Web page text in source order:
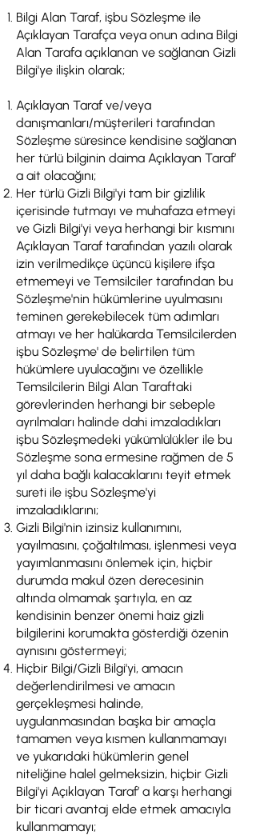
Bilgi Alan Taraf, işbu Sözleşme ile
Açıklayan Tarafça veya onun adına Bilgi
Alan Tarafa açıklanan ve sağlanan Gizli
Bilgi'ye ilişkin olarak;
Açıklayan Taraf ve/veya
danışmanları/müşterileri tarafından
Sözleşme süresince kendisine sağlanan
her türlü bilginin daima Açıklayan Taraf’
a ait olacağını;
Her türlü Gizli Bilgi'yi tam bir gizlilik
içerisinde tutmayı ve muhafaza etmeyi
ve Gizli Bilgi'yi veya herhangi bir kısmını
Açıklayan Taraf tarafından yazılı olarak
izin verilmedikçe üçüncü kişilere ifşa
etmemeyi ve Temsilciler tarafından bu
Sözleşme'nin hükümlerine uyulmasını
teminen gerekebilecek tüm adımları
atmayı ve her halükarda Temsilcilerden
işbu Sözleşme' de belirtilen tüm
hükümlere uyulacağını ve özellikle
Temsilcilerin Bilgi Alan Taraftaki
görevlerinden herhangi bir sebeple
ayrılmaları halinde dahi imzaladıkları
işbu Sözleşmedeki yükümlülükler ile bu
Sözleşme sona ermesine rağmen de 5
yıl daha bağlı kalacaklarını teyit etmek
sureti ile işbu Sözleşme'yi
imzaladıklarını;
Gizli Bilgi'nin izinsiz kullanımını,
yayılmasını, çoğaltılması, işlenmesi veya
yayımlanmasını önlemek için, hiçbir
durumda makul özen derecesinin
altında olmamak şartıyla, en az
kendisinin benzer önemi haiz gizli
bilgilerini korumakta gösterdiği özenin
aynısını göstermeyi;
Hiçbir Bilgi/Gizli Bilgi'yi, amacın
değerlendirilmesi ve amacın
gerçekleşmesi halinde,
uygulanmasından başka bir amaçla
tamamen veya kısmen kullanmamayı
ve yukarıdaki hükümlerin genel
niteliğine halel gelmeksizin, hiçbir Gizli
Bilgi'yi Açıklayan Taraf’ a karşı herhangi
bir ticari avantaj elde etmek amacıyla
kullanmamayı;